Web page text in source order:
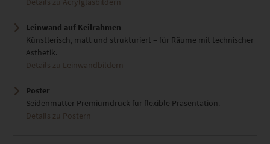
Leinwand auf Keilrahmen
Künstlerisch, matt und strukturiert – für Räume mit technischer
Ästhetik.
Details zu Leinwandbildern
Poster
Seidenmatter Premiumdruck für flexible Präsentation.
Details zu Postern